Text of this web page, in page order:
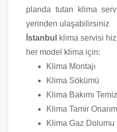
planda tutan klima
yerinden ulaşabilirsiniz
İstanbul
klima servisi
her model klima için:
Klima Montajı
Klima Sökümü
Klima Bakımı
Klima Tamir
Klima Gaz Dolumu